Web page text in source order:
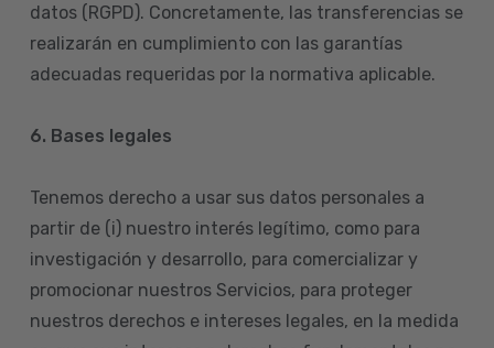
datos (RGPD). Concretamente, las transferencias se
realizarán en cumplimiento con las garantías
adecuadas requeridas por la normativa aplicable.
6. Bases legales
Tenemos derecho a usar sus datos personales a
partir de (i) nuestro interés legítimo, como para
investigación y desarrollo, para comercializar y
promocionar nuestros Servicios, para proteger
nuestros derechos e intereses legales, en la medida